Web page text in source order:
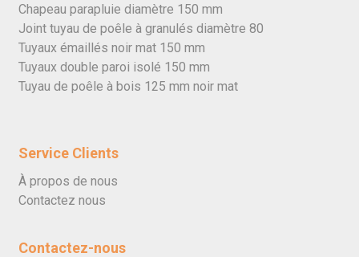
Chapeau parapluie diamètre 150 mm
Joint tuyau de poêle à granulés diamètre 80
Tuyaux émaillés noir mat 150 mm
Tuyaux double paroi isolé 150 mm
Tuyau de poêle à bois 125 mm noir mat
Service Clients
À propos de nous
Contactez nous
Contactez-nous